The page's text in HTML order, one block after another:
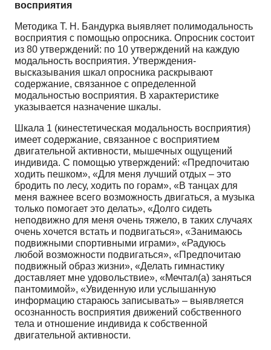
восприятия
Методика Т. Н. Бандурка выявляет полимодальность
восприятия с помощью опросника. Опросник состоит
из 80 утверждений: по 10 утверждений на каждую
модальность восприятия. Утверждения-
высказывания шкал опросника раскрывают
содержание, связанное с определенной
модальностью восприятия. В характеристике
указывается назначение шкалы.
Шкала 1 (кинестетическая модальность восприятия)
имеет содержание, связанное с восприятием
двигательной активности, мышечных ощущений
индивида. С помощью утверждений: «Предпочитаю
ходить пешком», «Для меня лучший отдых – это
бродить по лесу, ходить по горам», «В танцах для
меня важнее всего возможность двигаться, а музыка
только помогает это делать», «Долго сидеть
неподвижно для меня очень тяжело, в таких случаях
очень хочется встать и подвигаться», «Занимаюсь
подвижными спортивными играми», «Радуюсь
любой возможности подвигаться», «Предпочитаю
подвижный образ жизни», «Делать гимнастику
доставляет мне удовольствие», «Мечтал(а) заняться
пантомимой», «Увиденную или услышанную
информацию стараюсь записывать» – выявляется
осознанность восприятия движений собственного
тела и отношение индивида к собственной
двигательной активности.